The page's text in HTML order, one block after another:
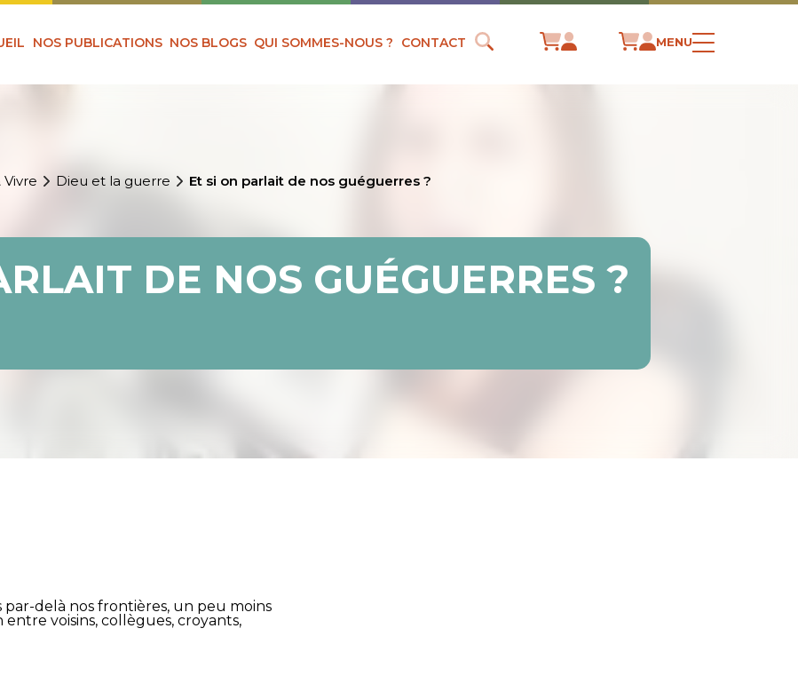
NOS PUBLICATIONS NOS BLOGS QUI SOMMES-NOUS ? CONTACT MENU
Vivre Dieu et la guerre Et si on parlait de nos guéguerres ?
DE NOS GUÉGUERRES ?
delà nos frontières, un peu moins
voisins, collègues, croyants,